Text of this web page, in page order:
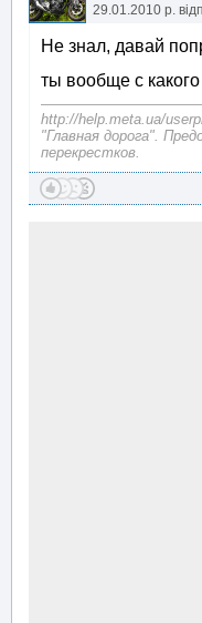
29.01.2010 р.
Не знал, давай
ты вообще с
http://help.meta.ua/
"Главная дорога".
перекрестков.